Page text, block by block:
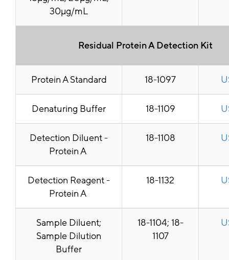
30μg/mL
Residual Protein A Detection Kit
Protein A Standard 18-1097
Denaturing Buffer 18-1109
Detection Diluent -
Protein A
18-1108
Detection Reagent -
Protein A
18-1132
Sample Diluent;
Sample Dilution
Buffer
18-1104; 18-
1107